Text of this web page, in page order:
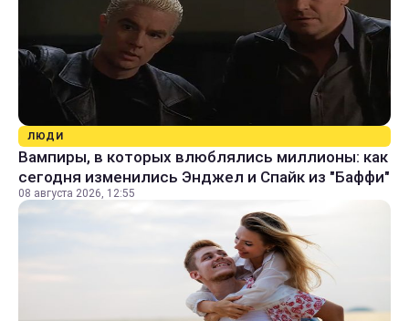
ЛЮДИ
Вампиры, в которых влюблялись миллионы: как
сегодня изменились Энджел и Спайк из "Баффи"
08 августа 2026, 12:55